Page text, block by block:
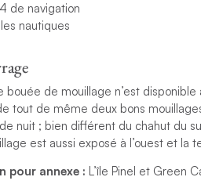
de navigation
nautiques
bouée de mouillage n’est
tout de même deux bons
nuit ; bien différent du chahut du
est aussi exposé à l’ouest et la
pour annexe : L’île Pinel et Green